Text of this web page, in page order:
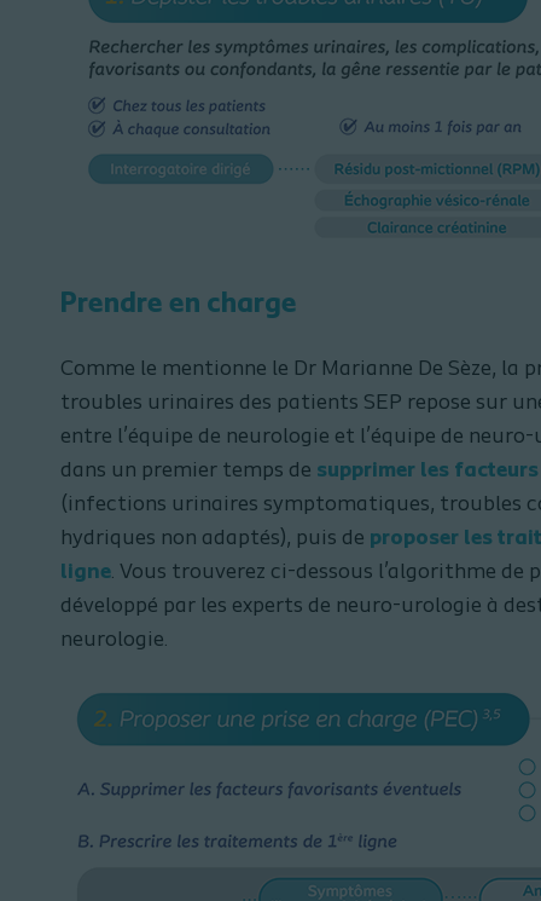
Prendre en charge
Comme le mentionne le Dr Marianne De Sèze, la
troubles urinaires des patients SEP repose sur
entre l’équipe de neurologie et l’équipe de
dans un premier temps de supprimer les
(infections urinaires symptomatiques, troubles
hydriques non adaptés), puis de proposer les
ligne. Vous trouverez ci-dessous l’algorithme de
développé par les experts de neuro-urologie à
neurologie.